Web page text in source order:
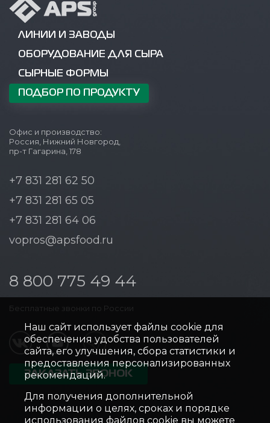
ЛИНИИ И ЗАВОДЫ
ОБОРУДОВАНИЕ ДЛЯ СЫРА
СЫРНЫЕ ФОРМЫ
ПОДБОР ПО ПРОДУКТУ
Офис и производство:
Россия, Нижний Новгород,
пр-т Гагарина, 178
+7 831 281 62 50
+7 831 281 65 05
+7 831 281 64 06
vopros@apsfood.ru
8 800 775 49 44
Бесплатные звонки по России
ЗАКАЗАТЬ ЗВОНОК
Наш сайт использует файлы cookie для
обеспечения удобства пользователей
сайта, его улучшения, сбора статистики и
предоставления персонализированных
рекомендаций.
Для получения дополнительной
информации о целях, сроках и порядке
использования файлов cookie вы можете